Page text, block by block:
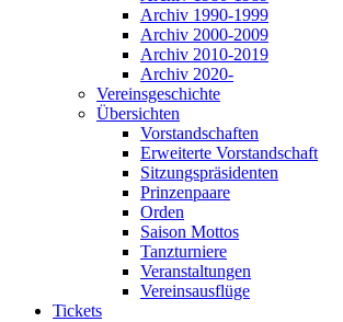
Archiv 1990-1999
Archiv 2000-2009
Archiv 2010-2019
Archiv 2020-
Vereinsgeschichte
Übersichten
Vorstandschaften
Erweiterte Vorstandschaft
Sitzungspräsidenten
Prinzenpaare
Orden
Saison Mottos
Tanzturniere
Veranstaltungen
Vereinsausflüge
Tickets